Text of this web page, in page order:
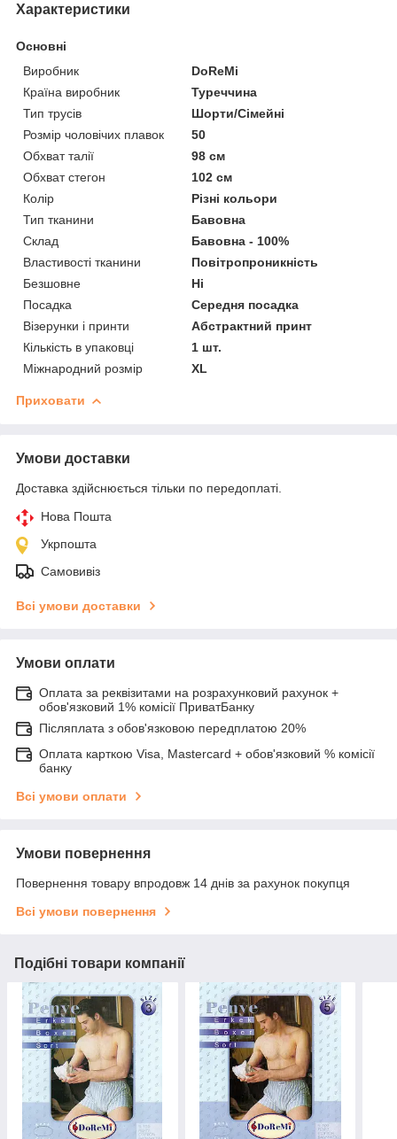
Характеристики
Основні
Виробник
DoReMi
Країна виробник
Туреччина
Тип трусів
Шорти/Сімейні
Розмір чоловічих плавок
50
Обхват талії
98 см
Обхват стегон
102 см
Колір
Різні кольори
Тип тканини
Бавовна
Склад
Бавовна - 100%
Властивості тканини
Повітропроникність
Безшовне
Ні
Посадка
Середня посадка
Візерунки і принти
Абстрактний принт
Кількість в упаковці
1 шт.
Міжнародний розмір
XL
Приховати
Умови доставки
Доставка здійснюється тільки по передоплаті.
Нова Пошта
Укрпошта
Самовивіз
Всі умови доставки
Умови оплати
Оплата за реквізитами на розрахунковий рахунок +
обов'язковий 1% комісії ПриватБанку
Післяплата з обов'язковою передплатою 20%
Оплата карткою Visa, Mastercard + обов'язковий % комісії
банку
Всі умови оплати
Умови повернення
Повернення товару впродовж 14 днів за рахунок покупця
Всі умови повернення
Подібні товари компанії